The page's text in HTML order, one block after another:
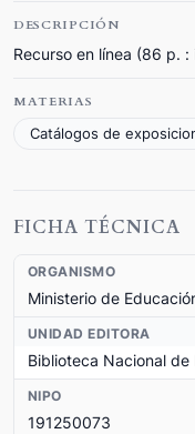
DESCRIPCIÓN
Recurso en línea (86 p. :
MATERIAS
Catálogos de
FICHA TÉCNICA
ORGANISMO
Ministerio de
UNIDAD EDITORA
Biblioteca Nacional de
NIPO
191250073